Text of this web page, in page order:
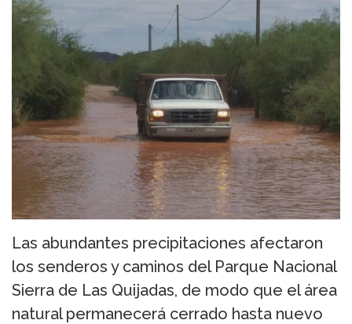
Las abundantes precipitaciones afectaron
los senderos y caminos del Parque Nacional
Sierra de Las Quijadas, de modo que el área
natural permanecerá cerrado hasta nuevo